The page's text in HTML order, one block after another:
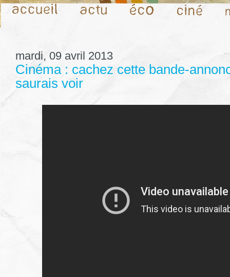
mardi, 09 avril 2013
Cinéma : cachez cette bande-
saurais voir